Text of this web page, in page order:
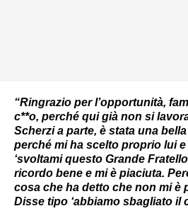
“Ringrazio per l’opportunità,
c**o, perché qui già non si
Scherzi a parte, è stata una
perché mi ha scelto proprio lui
‘svoltami questo Grande
ricordo bene e mi è piaciuta.
cosa che ha detto che non mi è
Disse tipo ‘abbiamo sbagliato il